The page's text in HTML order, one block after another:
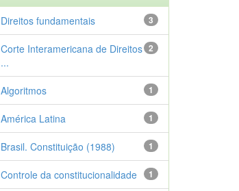
3
Direitos fundamentais
2
Corte Interamericana de Direitos
...
1
Algoritmos
1
América Latina
1
Brasil. Constituição (1988)
1
Controle da constitucionalidade